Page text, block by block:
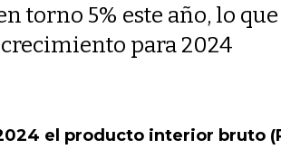
torno 5% este año, lo
para 2024
el producto interior bruto